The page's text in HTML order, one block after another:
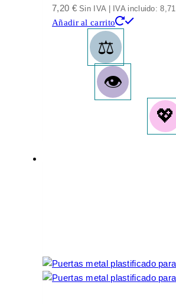
7,20 € Sin IVA | IVA incluido:8,71
Añadir al carrito